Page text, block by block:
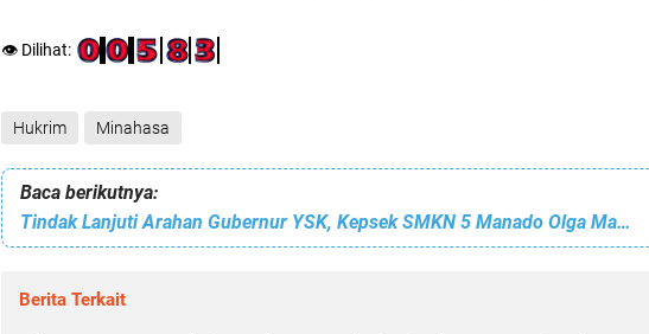
👁️ Dilihat:
Hukrim Minahasa
Baca berikutnya:
Tindak Lanjuti Arahan Gubernur YSK, Kepsek SMKN 5 Manado Olga Mamusung Giatkan Penghijauan & Tanam Pangan
Berita Terkait